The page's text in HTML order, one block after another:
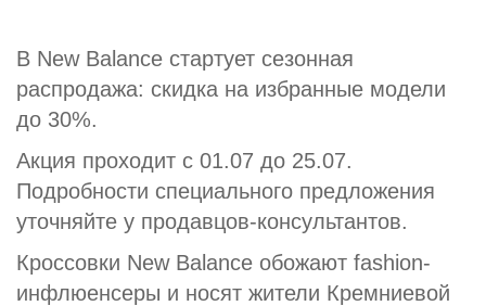
В New Balance стартует сезонная
распродажа: скидка на избранные модели
до 30%.
Акция проходит с 01.07 до 25.07.
Подробности специального предложения
уточняйте у продавцов-консультантов.
Кроссовки New Balance обожают fashion-
инфлюенсеры и носят жители Кремниевой